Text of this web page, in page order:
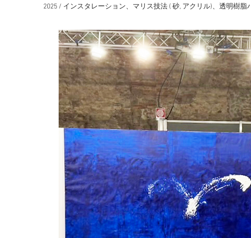
2025 / インスタレーション、マリス技法 ( 砂, アクリル)、透明樹脂